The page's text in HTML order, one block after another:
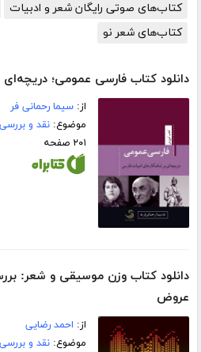
کتاب‌های صوتی رایگان شعر و ادبیات
کتاب‌های شعر نو
دانلود کتاب فارسی عمومی؛ دریچه‌ای
از:سیما رحمانی فر
موضوع:نقد و بررسی
۲۰۱ صفحه
دانلود کتاب وزن موسیقی و شعر:
عروض
از: احمد رضایی
موضوع:نقد و بررسی